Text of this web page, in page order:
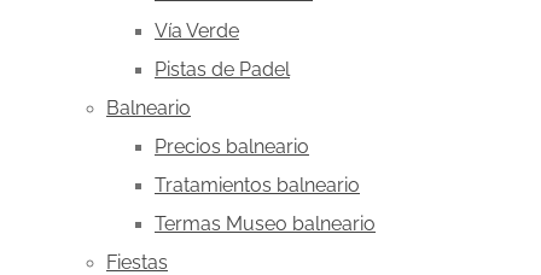
Vía Verde
Pistas de Padel
Balneario
Precios balneario
Tratamientos balneario
Termas Museo balneario
Fiestas